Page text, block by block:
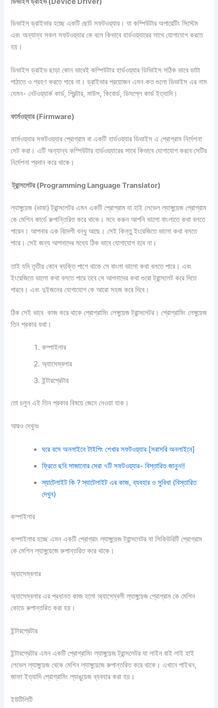
ডিভাইস ড্রাইভার হচ্ছে একটি ছোট সফটওয়্যার। যা কম্পিউটার অপারেটিং সিস্টেম
এবং অন্যান্য সকল সফটওয়্যার কে বলে কিভাবে হার্ডওয়্যারের সাথে যোগাযোগ করতে
হয়।
ডিভাইস ড্রাইভ ছাড়া কোন ভাবেই কম্পিউটার হার্ডওয়্যার ডিভািইস সঠিক ভাবে ডাটা
পাঠাতে ও গ্রহণ করতে পারে না। ড্রাইভার প্রয়োজন এমন কত গুলো ডিভাইস এর নাম
যেমন- নেটওয়্যার্ক কার্ড, প্রিন্টার, মাউস, কিবোর্ড, ডিসপ্লে কার্ড ইত্যাদি।
ফার্মওয়্যার (Firmware)
ফার্মওয়্যার সফটওয়্যার প্রোগ্রাম বা একটি হার্ডওয়্যার ডিভাইস এ প্রোগ্রাম নির্দেশনা
সেট করা। এটি অন্যান্য কম্পিউটার হার্ডওয়্যারের সাথে কিভাবে যোগাযোগ করবে সেটির
নির্দেশনা প্রদান করে থাকে।
ট্রান্সলেটর (Programming Language Translator)
ল্যাঙ্গুয়েজ (ভাষা) ট্রান্সলেটর এমন একটি প্রোগ্রাম যা হাই লেভেল ল্যাঙ্গুয়েজ প্রোগ্রাম
কে মেশিন কার্ডে রুপান্তিরিত করে থাকে। মনে করুন আপনি ভালো বাংলাতে কথা বলতে
পারেন। আপনার এক বিদেশী বন্ধু আছে। সেই কিন্তু ইংরেজিতে ভালো কথা বলতে
পারে। সেই জন্য আপনাদের মধ্যে ঠিক ভাবে যোগাযোগ হবে না।
তাই যদি তৃতীয় কোন ব্যক্তি পাশে থাকে সে বাংলা ভালো কথা বলতে পারে। এবং
ইংরেজিতে ভালো কথা বলতে পারে তবে সে আপনাদের কথা গুরো ট্রান্সলেট করে দিতে
পারবে। এবং দুইজনের যোগাযোগ কে আরো সহজ করে দিবে।
ঠিক সেই ভাবে কাজ করে থাকে প্রোগ্রামিং লেঙ্গুয়েজ ট্রান্সলেটর। প্রোগ্রামিং লেঙ্গুয়েজ
তিন প্রকার যথা।
কম্পাইলার
অ্যাসেম্বলার
ইন্টারপ্রেটার
তো চলুন এই তিন প্রকার বিষয়ে জেনে নেওয়া যাক।
আরও দেখুনঃ
ঘরে বসে অনলাইনে টাইপিং শেখার সফটওয়্যার [সরাসরি অনলাইনে]
ফ্রিতে ছবি সাজানোর সেরা ৭টি সফটওয়্যার- বিস্তারিত জানুন!!
স্যাটেলাইট কি ? স্যাটেলাইট এর কাজ, ব্যবহার ও সুবিধা (বিস্তারিত
দেখুন)
কম্পাইলার
কম্পাইলার হচ্ছে এমন একটি প্রোগ্রাং ল্যাঙ্গুয়েজ ট্রান্সলেটর যা সিকিউরিটি প্রোগ্রাম
কে মেশিন ল্যাঙ্গুয়েজে রুপান্তরিত করে থাকে।
অ্যাসেম্বলার
অ্যাসেম্বলার এর প্রধানত কাজ হলো অ্যাসেম্বলী ল্যাঙ্গুয়েজ প্রোগ্রাম কে মেশিন
কোডে রুপান্তরিত করা হয়।
ইন্টারপ্রেটার
ইন্টারপ্রেটার এমন একটি প্রোগ্রামিং ল্যাঙ্গুয়েজ ট্রান্সলেটর যা লাইন বাই লাই হাই
লেভেল ল্যাঙ্গুয়েজ থেকে মেশিন ল্যাঙ্গুয়েজে রুপান্তরিত করে থাকে। এখানে পাইথন,
জাফা ইত্যাদি প্রোগ্রামিং ল্যাঙুয়েজ ব্যবহার করা হয়।
ইউটিলিটি